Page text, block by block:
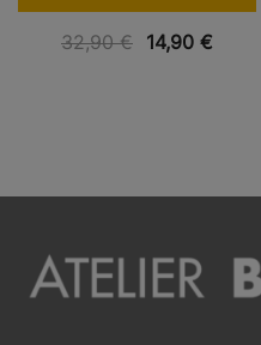
VUE RAPIDE
32,90€ 14,90 €